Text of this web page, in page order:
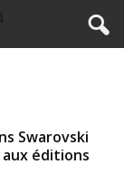
Swarovski
aux éditions